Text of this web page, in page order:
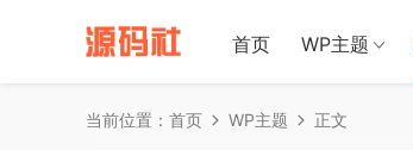
首页 WP主题
当前位置： 首页 WP主题 正文